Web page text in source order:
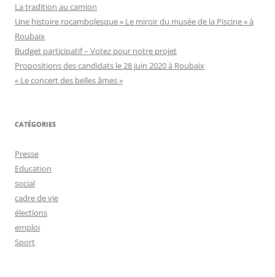
La tradition au camion
Une histoire rocambolesque « Le miroir du musée de la Piscine » à
Roubaix
Budget participatif – Votez pour notre projet
Propositions des candidats le 28 juin 2020 à Roubaix
« Le concert des belles âmes »
CATÉGORIES
Presse
Education
social
cadre de vie
élections
emploi
Sport